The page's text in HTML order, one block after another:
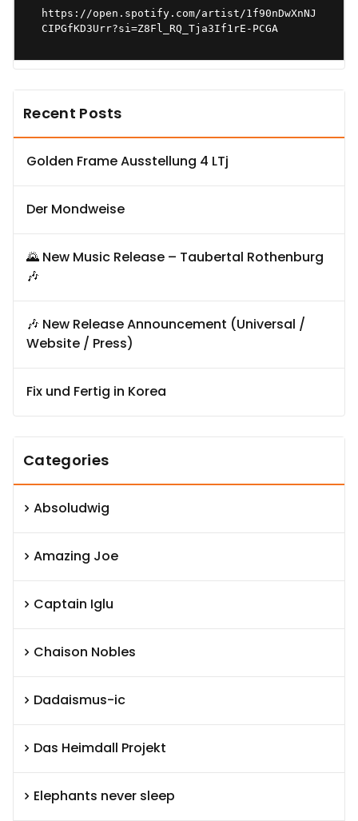
https://open.spotify.com/artist/1f90nDwXnNJ
CIPGfKD3Urr?si=Z8Fl_RQ_Tja3If1rE-PCGA
Recent Posts
Golden Frame Ausstellung 4 LTj
Der Mondweise
🌄 New Music Release – Taubertal Rothenburg
🎶
🎶 New Release Announcement (Universal /
Website / Press)
Fix und Fertig in Korea
Categories
Absoludwig
Amazing Joe
Captain Iglu
Chaison Nobles
Dadaismus-ic
Das Heimdall Projekt
Elephants never sleep